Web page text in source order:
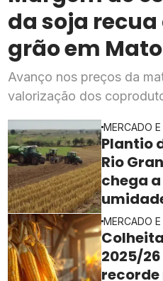
da soja
grão em
Avanço nos preços da
valorização dos
segundo o ImeaMERCADO
Plantio
Rio
chega
ainda
MERCADO
2025/
recorde